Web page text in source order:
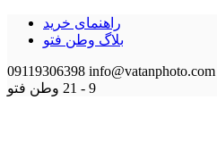
راهنمای خرید
بلاگ وطن فتو
09119306398 info@vatanphoto.com
9 - 21
وطن فتو